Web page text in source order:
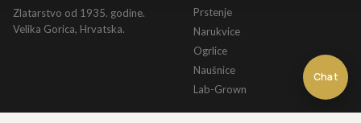
Chat
Zlatarstvo od 1935. godine.
Velika Gorica, Hrvatska.
Prstenje
Narukvice
Ogrlice
Naušnice
Lab-Grown